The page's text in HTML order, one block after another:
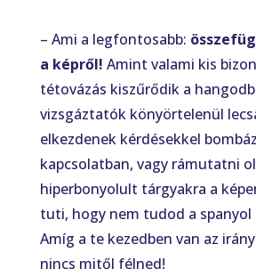
– Ami a legfontosabb:
a képről! Amint valami kis
tétovázás kiszűrődik a
vizsgáztatók könyörtelenül
elkezdenek kérdésekkel
kapcsolatban, vagy rámutatni
hiperbonyolult tárgyakra a
tuti, hogy nem tudod a
Amíg a te kezedben van az
nincs mitől félned!